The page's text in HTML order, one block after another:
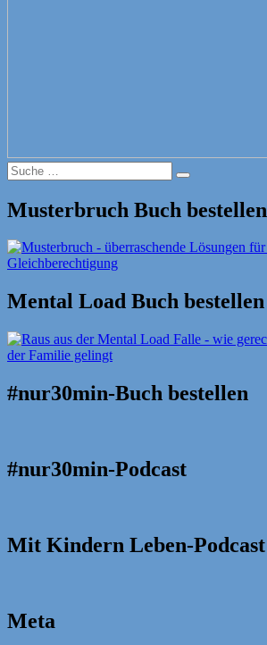
Suche
nach:
Suche
Musterbruch Buch bestellen
Mental Load Buch bestellen
#nur30min-Buch bestellen
#nur30min-Podcast
Mit Kindern Leben-Podcast
Meta